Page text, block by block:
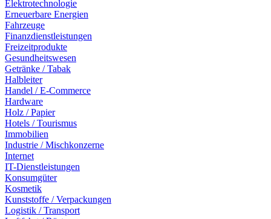
Elektrotechnologie
Erneuerbare Energien
Fahrzeuge
Finanzdienstleistungen
Freizeitprodukte
Gesundheitswesen
Getränke / Tabak
Halbleiter
Handel / E-Commerce
Hardware
Holz / Papier
Hotels / Tourismus
Immobilien
Industrie / Mischkonzerne
Internet
IT-Dienstleistungen
Konsumgüter
Kosmetik
Kunststoffe / Verpackungen
Logistik / Transport